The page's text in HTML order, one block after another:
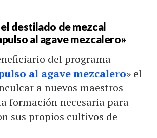
destilado de mezcal
al agave mezcalero»
del programa
al agave mezcalero» el
a nuevos maestros
formación necesaria para
sus propios cultivos de